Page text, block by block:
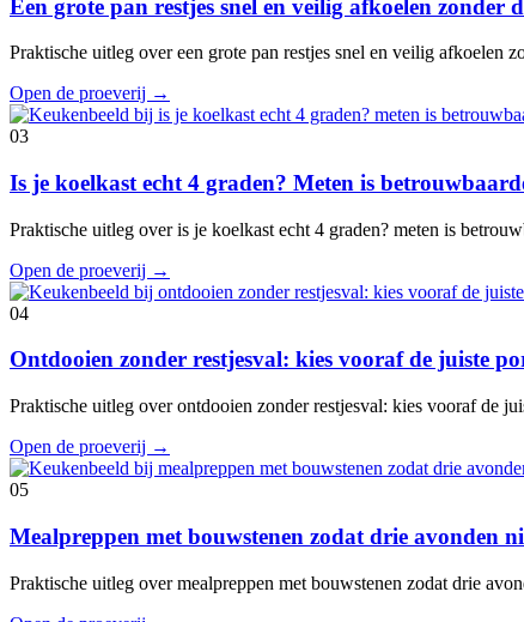
Een grote pan restjes snel en veilig afkoelen zonder
Praktische uitleg over een grote pan restjes snel en veilig afkoelen
Open de proeverij →
03
Is je koelkast echt 4 graden? Meten is
Praktische uitleg over is je koelkast echt 4 graden? meten is
Open de proeverij →
04
Ontdooien zonder restjesval: kies vooraf de juiste
Praktische uitleg over ontdooien zonder restjesval: kies vooraf de
Open de proeverij →
05
Mealpreppen met bouwstenen zodat drie avonden
Praktische uitleg over mealpreppen met bouwstenen zodat drie